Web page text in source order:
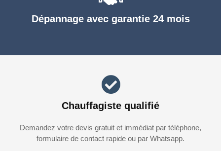
Dépannage avec garantie 24 mois
Chauffagiste qualifié
Demandez votre devis gratuit et immédiat par téléphone,
formulaire de contact rapide ou par Whatsapp.